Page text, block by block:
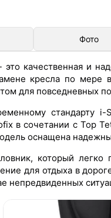
Фото
это качественная и
кресла по мере
для повседневных
стандарту
в сочетании с Top
оснащена
который
для отдыха в
непредвиденных